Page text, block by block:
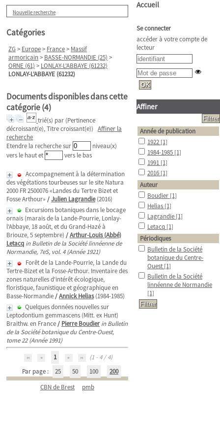
Nouvelle recherche
Catégories
ZG > Europe> France> Massif
armoricain > BASSE-NORMANDIE (25) >
ORNE (61) > LONLAY-L'ABBAYE (61232)
LONLAY-L'ABBAYE (61232)
Documents disponibles dans cette
catégorie (4)
trié(s) par (Pertinence
décroissant(e), Titre croissant(e)) Affiner la
recherche
Etendre la recherche sur
niveau(x)
vers le haut et
vers le bas
Accompagnement à la détermination
des végétations tourbeuses sur le site Natura
2000 FR 2500076 «Landes du Tertre Bizet et
Fosse Arthour» /Julien Lagrandie(2016)
Excursions botaniques dans le bocage
ornais (marais de la Lande-Pourrie, Lonlay-
l'Abbaye, 18 août, et du Grand-Hazé à
Briouze, 5 septembre) /Arthur-Louis (Abbé)
Letacq in Bulletin de la Société linnéenne de
Normandie, 7eS, vol. 4 (Année 1921)
Forêt de la Lande-Pourrie, la Lande du
Tertre-Bizet et la Fosse-Arthour. Inventaire des
zones naturelles d'intérêt écologique,
floristique, faunistique et géographique en
Basse-Normandie/Annick Helias(1984-1985)
Quelques données nouvelles sur
Leptodontium gemmascens (Mitt. ex Hunt)
Braithw. en France/ Pierre Boudier in Bulletin
de la Société botanique du Centre-Ouest,
tome 22 (Année 1991)
1
(1 - 4 / 4)
Par page :
25 50 100
200
CBN de Brest
pmb
Accueil
Se connecter
accéder à votre compte de
lecteur
Affiner
Année de publication
1922 [1]
1984-1985 [1]
1991 [1]
2016 [1]
Auteur
Boudier [1]
Helias [1]
Lagrandie [1]
Letacq [1]
Périodiques
Bulletin de la Société
botanique du Centre-
Ouest [1]
Bulletin de la Société
linnéenne de Normandie
[1]